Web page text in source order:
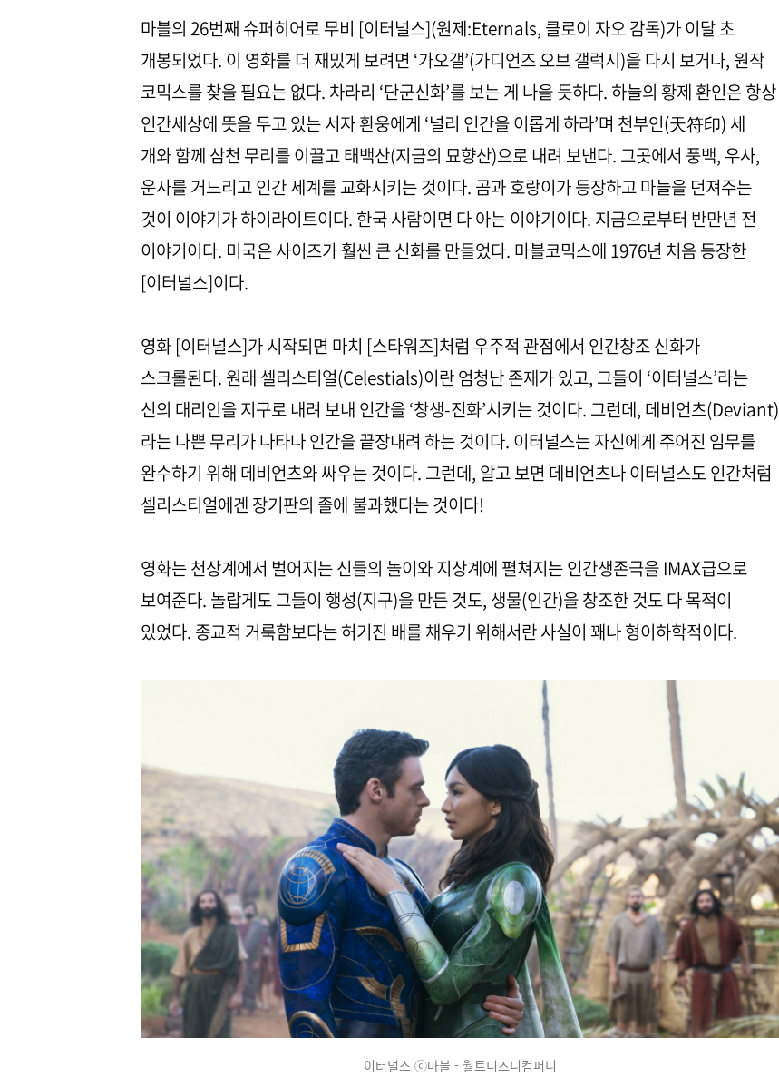
마블의 26번째 슈퍼히어로 무비 [이터널스](원제:Eternals, 클로이 자오 감독)가 이달 초
개봉되었다. 이 영화를 더 재밌게 보려면 ‘가오갤’(가디언즈 오브 갤럭시)을 다시 보거나, 원작
코믹스를 찾을 필요는 없다. 차라리 ‘단군신화’를 보는 게 나을 듯하다. 하늘의 황제 환인은 항상
인간세상에 뜻을 두고 있는 서자 환웅에게 ‘널리 인간을 이롭게 하라’며 천부인(天符印) 세
개와 함께 삼천 무리를 이끌고 태백산(지금의 묘향산)으로 내려 보낸다. 그곳에서 풍백, 우사,
운사를 거느리고 인간 세계를 교화시키는 것이다. 곰과 호랑이가 등장하고 마늘을 던져주는
것이 이야기가 하이라이트이다. 한국 사람이면 다 아는 이야기이다. 지금으로부터 반만년 전
이야기이다. 미국은 사이즈가 훨씬 큰 신화를 만들었다. 마블코믹스에 1976년 처음 등장한
[이터널스]이다.
영화 [이터널스]가 시작되면 마치 [스타워즈]처럼 우주적 관점에서 인간창조 신화가
스크롤된다. 원래 셀리스티얼(Celestials)이란 엄청난 존재가 있고, 그들이 ‘이터널스’라는
신의 대리인을 지구로 내려 보내 인간을 ‘창생-진화’시키는 것이다. 그런데, 데비언츠(Deviant)
라는 나쁜 무리가 나타나 인간을 끝장내려 하는 것이다. 이터널스는 자신에게 주어진 임무를
완수하기 위해 데비언츠와 싸우는 것이다. 그런데, 알고 보면 데비언츠나 이터널스도 인간처럼
셀리스티얼에겐 장기판의 졸에 불과했다는 것이다!
영화는 천상계에서 벌어지는 신들의 놀이와 지상계에 펼쳐지는 인간생존극을 IMAX급으로
보여준다. 놀랍게도 그들이 행성(지구)을 만든 것도, 생물(인간)을 창조한 것도 다 목적이
있었다. 종교적 거룩함보다는 허기진 배를 채우기 위해서란 사실이 꽤나 형이하학적이다.
이터널스 ⓒ마블 - 월트디즈니컴퍼니